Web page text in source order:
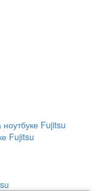
Fujitsu
Fujitsu